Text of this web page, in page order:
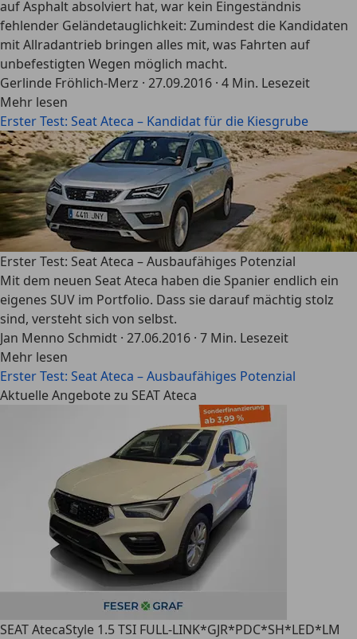
auf Asphalt absolviert hat, war kein Eingeständnis
fehlender Geländetauglichkeit: Zumindest die Kandidaten
mit Allradantrieb bringen alles mit, was Fahrten auf
unbefestigten Wegen möglich macht.
Gerlinde Fröhlich-Merz · 27.09.2016 · 4 Min. Lesezeit
Mehr lesen
Erster Test: Seat Ateca – Kandidat für die Kiesgrube
Erster Test: Seat Ateca – Ausbaufähiges Potenzial
Mit dem neuen Seat Ateca haben die Spanier endlich ein
eigenes SUV im Portfolio. Dass sie darauf mächtig stolz
sind, versteht sich von selbst.
Jan Menno Schmidt · 27.06.2016 · 7 Min. Lesezeit
Mehr lesen
Erster Test: Seat Ateca – Ausbaufähiges Potenzial
Aktuelle Angebote zu SEAT Ateca
SEAT AtecaStyle 1.5 TSI FULL-LINK*GJR*PDC*SH*LED*LM